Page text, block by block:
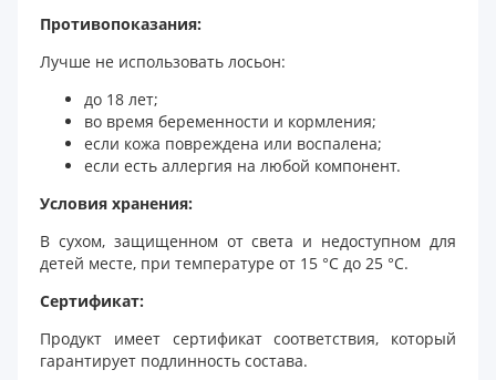
Противопоказания:
Лучше не использовать лосьон:
до 18 лет;
во время беременности и кормления;
если кожа повреждена или воспалена;
если есть аллергия на любой компонент.
Условия хранения:
В сухом, защищенном от света и недоступном для
детей месте, при температуре от 15 °C до 25 °C.
Сертификат:
Продукт имеет сертификат соответствия, который
гарантирует подлинность состава.